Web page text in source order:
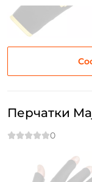
Перчатки